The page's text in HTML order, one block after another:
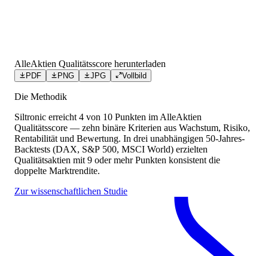
AlleAktien Qualitätsscore herunterladen
PDF PNG JPG Vollbild
Die Methodik
Siltronic erreicht 4 von 10 Punkten im AlleAktien
Qualitätsscore — zehn binäre Kriterien aus Wachstum, Risiko,
Rentabilität und Bewertung. In drei unabhängigen 50-Jahres-
Backtests (DAX, S&P 500, MSCI World) erzielten
Qualitätsaktien mit 9 oder mehr Punkten konsistent die
doppelte Marktrendite.
Zur wissenschaftlichen Studie